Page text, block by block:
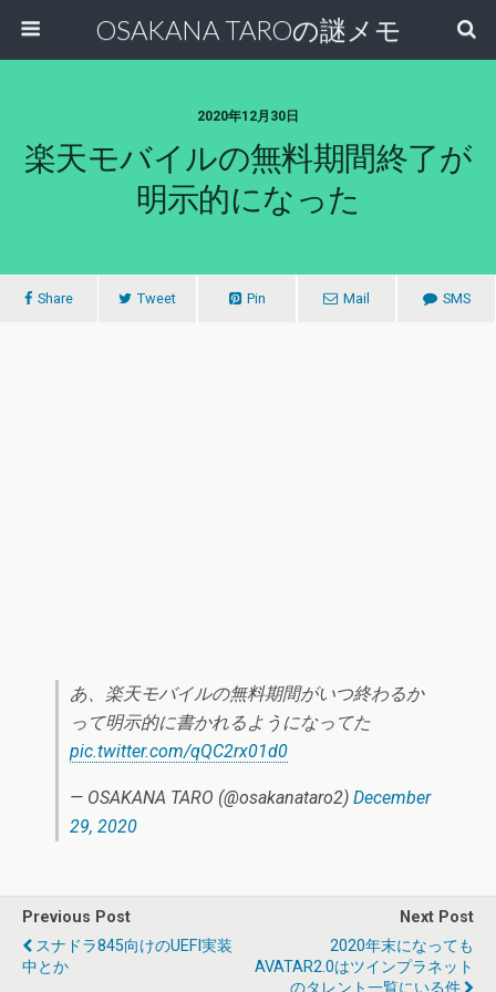
OSAKANA TAROの謎メモ
2020年12月30日
楽天モバイルの無料期間終了が
明示的になった
Share Tweet Pin Mail SMS
あ、楽天モバイルの無料期間がいつ終わるか
って明示的に書かれるようになってた
pic.twitter.com/qQC2rx01d0
— OSAKANA TARO (@osakanataro2) December
29, 2020
Previous Post
スナドラ845向けのUEFI実装
中とか
Next Post
2020年末になっても
AVATAR2.0はツインプラネット
のタレント一覧にいる件